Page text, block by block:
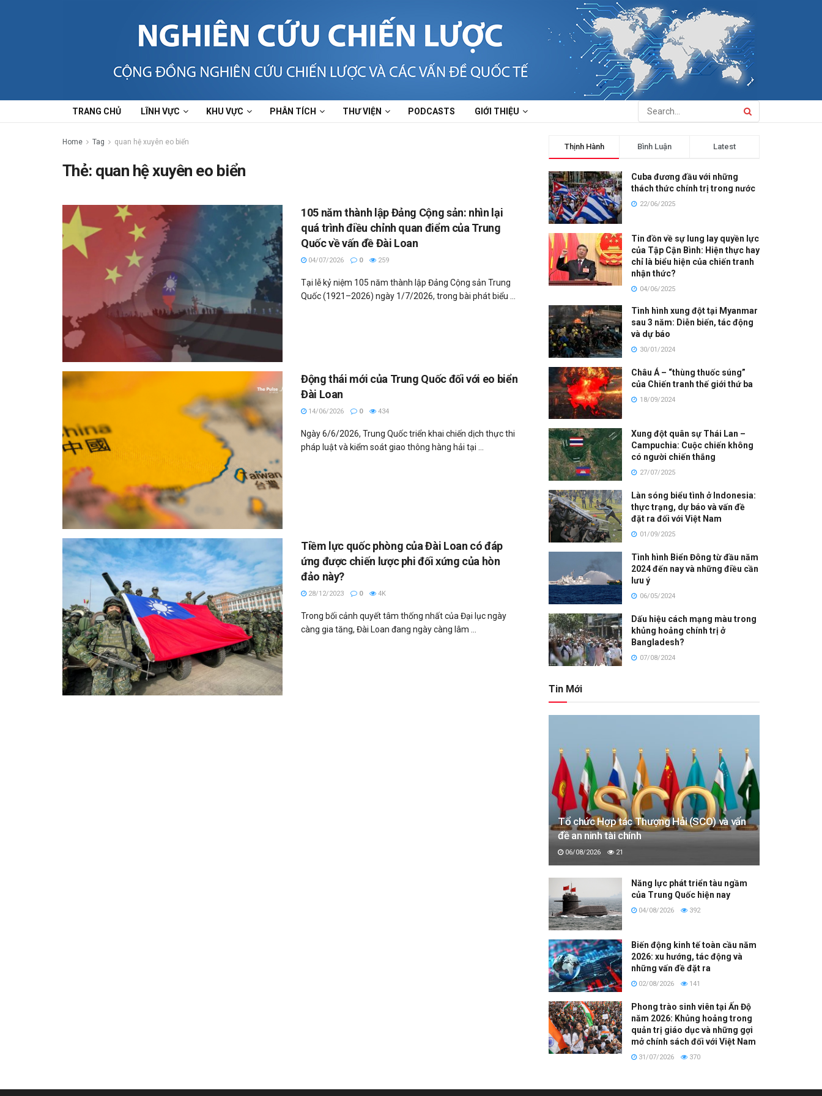
TRANG CHỦ LĨNH VỰC KHU VỰC PHÂN TÍCH THƯ VIỆN PODCASTS GIỚI THIỆU
Home Tag quan hệ xuyên eo biển
Thẻ: quan hệ xuyên eo biển
105 năm thành lập Đảng Cộng sản: nhìn lại
quá trình điều chỉnh quan điểm của Trung
Quốc về vấn đề Đài Loan
04/07/2026 0 259
Tại lễ kỷ niệm 105 năm thành lập Đảng Cộng sản Trung
Quốc (1921–2026) ngày 1/7/2026, trong bài phát biểu ...
Động thái mới của Trung Quốc đối với eo biển
Đài Loan
14/06/2026 0 434
Ngày 6/6/2026, Trung Quốc triển khai chiến dịch thực thi
pháp luật và kiểm soát giao thông hàng hải tại ...
Tiềm lực quốc phòng của Đài Loan có đáp
ứng được chiến lược phi đối xứng của hòn
đảo này?
28/12/2023 0 4K
Trong bối cảnh quyết tâm thống nhất của Đại lục ngày
càng gia tăng, Đài Loan đang ngày càng lâm ...
Thịnh Hành Bình Luận Latest
Cuba đương đầu với những
thách thức chính trị trong nước
22/06/2025
Tin đồn về sự lung lay quyền lực
của Tập Cận Bình: Hiện thực hay
chỉ là biểu hiện của chiến tranh
nhận thức?
04/06/2025
Tình hình xung đột tại Myanmar
sau 3 năm: Diễn biến, tác động
và dự báo
30/01/2024
Châu Á – “thùng thuốc súng”
của Chiến tranh thế giới thứ ba
18/09/2024
Xung đột quân sự Thái Lan –
Campuchia: Cuộc chiến không
có người chiến thắng
27/07/2025
Làn sóng biểu tình ở Indonesia:
thực trạng, dự báo và vấn đề
đặt ra đối với Việt Nam
01/09/2025
Tình hình Biển Đông từ đầu năm
2024 đến nay và những điều cần
lưu ý
06/05/2024
Dấu hiệu cách mạng màu trong
khủng hoảng chính trị ở
Bangladesh?
07/08/2024
Tin Mới
Tổ chức Hợp tác Thượng Hải (SCO) và vấn
đề an ninh tài chính
06/08/2026 21
Năng lực phát triển tàu ngầm
của Trung Quốc hiện nay
04/08/2026 392
Biến động kinh tế toàn cầu năm
2026: xu hướng, tác động và
những vấn đề đặt ra
02/08/2026 141
Phong trào sinh viên tại Ấn Độ
năm 2026: Khủng hoảng trong
quản trị giáo dục và những gợi
mở chính sách đối với Việt Nam
31/07/2026 370